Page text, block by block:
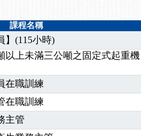
課程名稱
】(115小時)
以上未滿三公噸之固定式起重機
在職訓練
在職訓練
主管